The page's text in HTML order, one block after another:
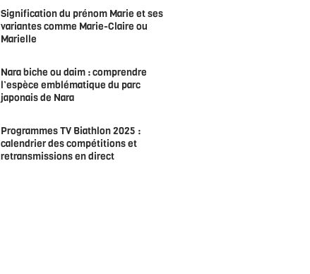
Signification du prénom Marie et ses
variantes comme Marie-Claire ou
Marielle
Nara biche ou daim : comprendre
l’espèce emblématique du parc
japonais de Nara
Programmes TV Biathlon 2025 :
calendrier des compétitions et
retransmissions en direct